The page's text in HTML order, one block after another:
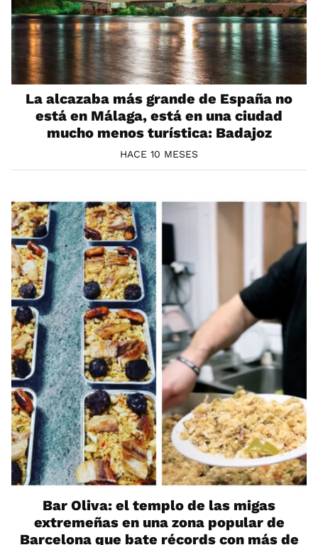
La alcazaba más grande de España no
está en Málaga, está en una ciudad
mucho menos turística: Badajoz
HACE 10 MESES
Bar Oliva: el templo de las migas
extremeñas en una zona popular de
Barcelona que bate récords con más de